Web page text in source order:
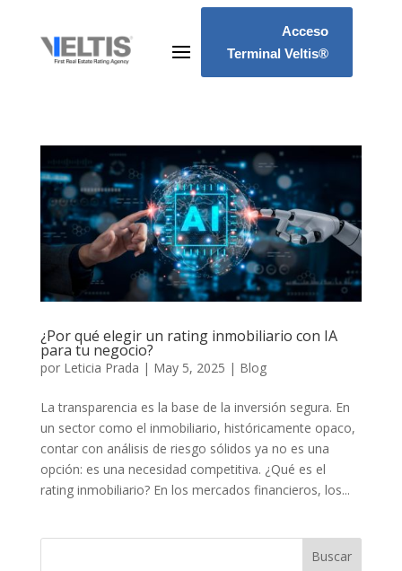
Acceso
Terminal Veltis®
¿Por qué elegir un rating inmobiliario con IA
para tu negocio?
por Leticia Prada | May 5, 2025 | Blog
La transparencia es la base de la inversión segura. En
un sector como el inmobiliario, históricamente opaco,
contar con análisis de riesgo sólidos ya no es una
opción: es una necesidad competitiva. ¿Qué es el
rating inmobiliario? En los mercados financieros, los...
Buscar